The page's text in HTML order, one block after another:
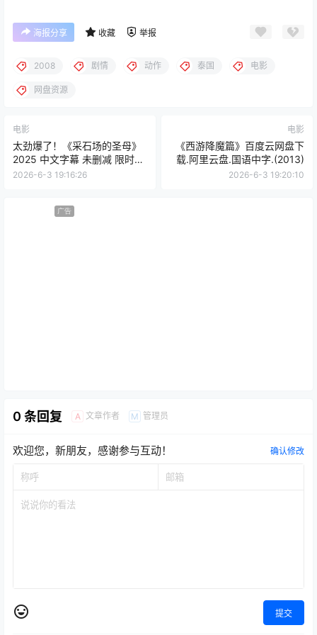
海报分享 收藏 举报
2008 剧情 动作 泰国 电影
网盘资源
电影
太劲爆了！《采石场的圣母》
2025 中文字幕 未删减 限时转
存
2026-6-3 19:16:26
电影
《西游降魔篇》百度云网盘下
载.阿里云盘.国语中字.(2013)
2026-6-3 19:20:10
广告
0 条回复 A 文章作者 M 管理员
欢迎您，新朋友，感谢参与互动！ 确认修改
提交